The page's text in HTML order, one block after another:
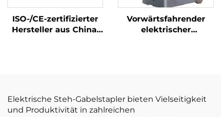
ISO-/CE-zertifizierter
Hersteller aus China:
Vorwärtsfahrender
elektrischer
Elektrische Steh-Gabelstapler bieten Vielseitigkeit
und Produktivität in zahlreichen